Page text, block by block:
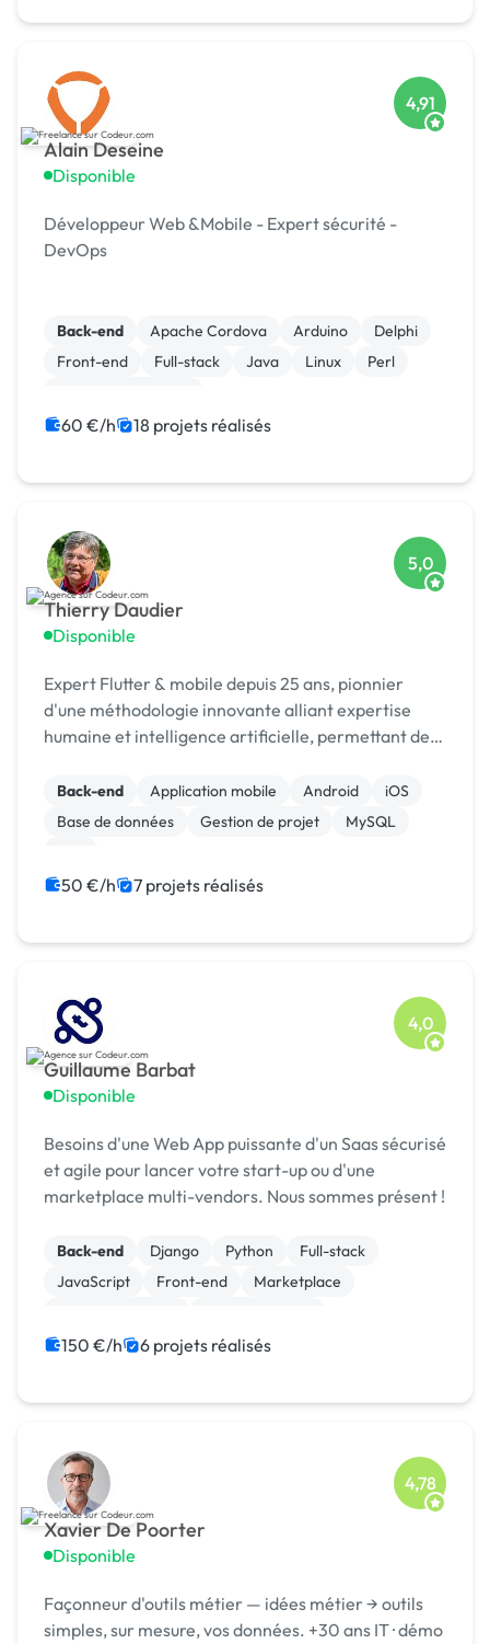
Alain Deseine
Disponible
4,91
Développeur Web &Mobile - Expert sécurité -
DevOps
Back-end Apache Cordova Arduino
Delphi
Front-end
Full-stack Java Linux
Perl
60 €/h 18 projets réalisés
Thierry Daudier
Disponible
5,0
Expert Flutter & mobile depuis 25 ans, pionnier
d'une méthodologie innovante alliant expertise
humaine et intelligence artificielle, permettant de
Back-end Application mobile Android
iOS
Base de données
Gestion de projet
MySQL
50 €/h 7 projets réalisés
Guillaume Barbat
Disponible
4,0
Besoins d'une Web App puissante d'un Saas sécurisé
et agile pour lancer votre start-up ou d'une
marketplace multi-vendors. Nous sommes présent !
Back-end Django Python
Full-stack
JavaScript
Front-end
Marketplace
CSS, HTML, XML
150 €/h 6 projets réalisés
Xavier De Poorter
Disponible
4,78
Façonneur d'outils métier — idées métier → outils
simples, sur mesure, vos données. +30 ans IT · démo